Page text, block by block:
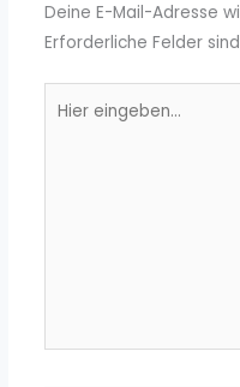
Deine E-Mail-Adresse
Erforderliche Felder
eingeben…